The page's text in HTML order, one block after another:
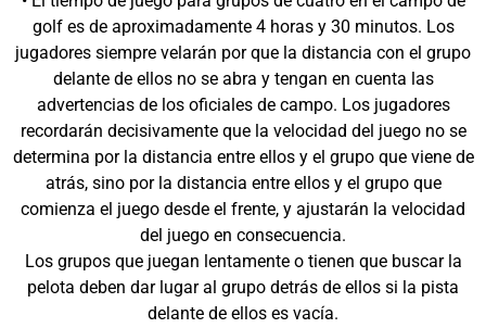
golf es de aproximadamente 4 horas y 30 minutos. Los
jugadores siempre velarán por que la distancia con el grupo
delante de ellos no se abra y tengan en cuenta las
advertencias de los oficiales de campo. Los jugadores
recordarán decisivamente que la velocidad del juego no se
determina por la distancia entre ellos y el grupo que viene de
atrás, sino por la distancia entre ellos y el grupo que
comienza el juego desde el frente, y ajustarán la velocidad
del juego en consecuencia.
Los grupos que juegan lentamente o tienen que buscar la
pelota deben dar lugar al grupo detrás de ellos si la pista
delante de ellos es vacía.